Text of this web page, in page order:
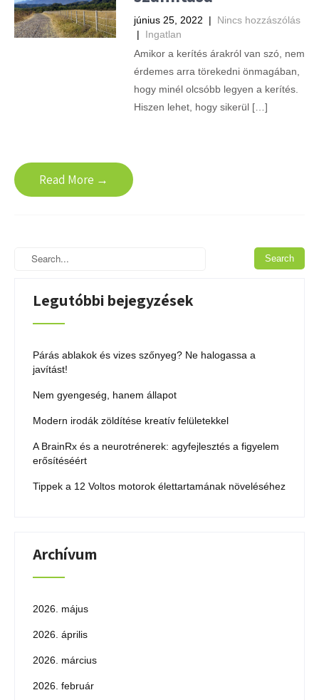
június 25, 2022 | Nincs hozzászólás
| Ingatlan
Amikor a kerítés árakról van szó, nem
érdemes arra törekedni önmagában,
hogy minél olcsóbb legyen a kerítés.
Hiszen lehet, hogy sikerül […]
Read More →
Legutóbbi bejegyzések
Párás ablakok és vizes szőnyeg? Ne halogassa a
javítást!
Nem gyengeség, hanem állapot
Modern irodák zöldítése kreatív felületekkel
A BrainRx és a neurotrénerek: agyfejlesztés a figyelem
erősítéséért
Tippek a 12 Voltos motorok élettartamának növeléséhez
Archívum
2026. május
2026. április
2026. március
2026. február